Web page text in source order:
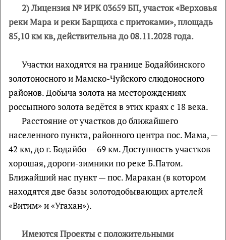
2) Лицензия № ИРК 03659 БП, участок «Верховья
реки Мара и реки Барщиха с притоками», площадь
85,10 км кв, действительна до 08.11.2028 года.
Участки находятся на границе Бодайбинского
золотоносного и Мамско-Чуйского слюдоносного
районов. Добыча золота на месторождениях
россыпного золота ведётся в этих краях с 18 века.
Расстояние от участков до ближайшего
населенного пункта, районного центра пос. Мама, —
42 км, до г. Бодайбо — 69 км. Доступность участков
хорошая, дороги-зимники по реке Б.Патом.
Ближайший нас пункт — пос. Маракан (в котором
находятся две базы золотодобывающих артелей
«Витим» и «Угахан»).
Имеются Проекты с положительными